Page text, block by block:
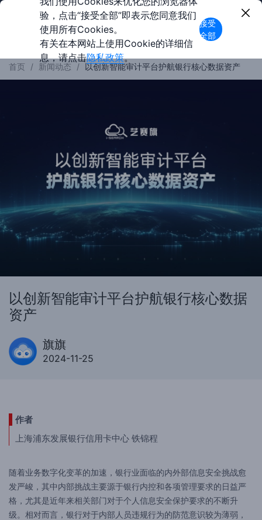
首页 / 新闻动态 / 以创新智能审计平台护航银行核心数据资产
以创新智能审计平台护航银行核心数据
资产
旗旗
2024-11-25
作者
上海浦东发展银行信用卡中心 铁锦程
随着业务数字化变革的加速，银行业面临的内外部信息安全挑战愈
发严峻，其中内部挑战主要源于银行内控和各项管理要求的日益严
格，尤其是近年来相关部门对于个人信息安全保护要求的不断升
级。相对而言，银行对于内部人员违规行为的防范意识较为薄弱，
验，点击“接受全部”即表示您同意我们
使用所有Cookies。
有关在本网站上使用Cookie的详细信
息，请点击隐私政策。
接受
全部